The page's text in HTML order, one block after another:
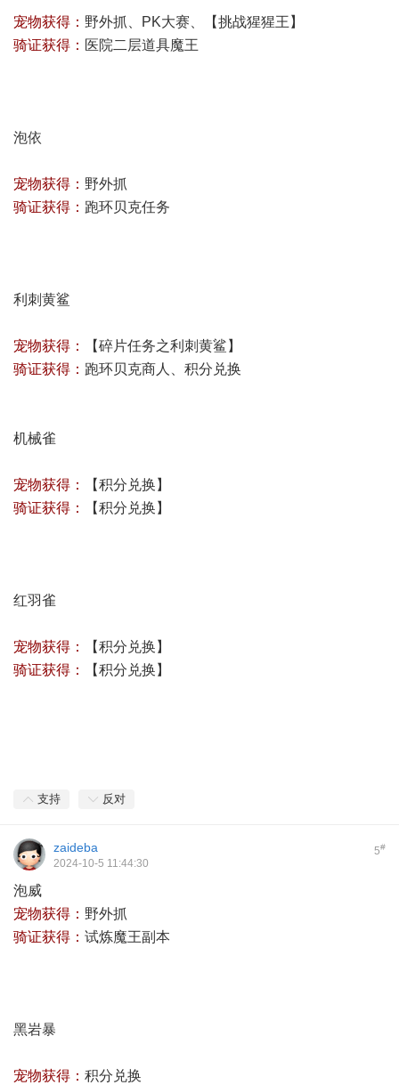
宠物获得： 野外抓、PK大赛、【挑战猩猩王 】
骑证获得： 医院二层道具魔王
泡依
宠物获得： 野外抓
骑证获得： 跑环贝克任务
利刺黄鲨
宠物获得： 【碎片任务之利刺黄鲨 】
骑证获得： 跑环贝克商人、积分兑换
机械雀
宠物获得：
【积分兑换】
骑证获得：
【积分兑换】
红羽雀
宠物获得：
【积分兑换】
骑证获得：
【积分兑换】
支持 反对
5#
zaideba
2024-10-5 11:44:30
泡威
宠物获得： 野外抓
骑证获得： 试炼魔王副本
黑岩暴
宠物获得： 积分兑换